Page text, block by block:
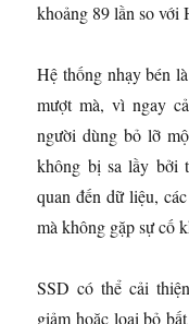
khoảng 89 lần so
Hệ thống nhạy bén
mượt mà, vì ngay
người dùng bỏ lỡ
không bị sa lầy bởi
quan đến dữ liệu,
mà không gặp sự cố
SSD có thể cải
giảm hoặc loại bỏ